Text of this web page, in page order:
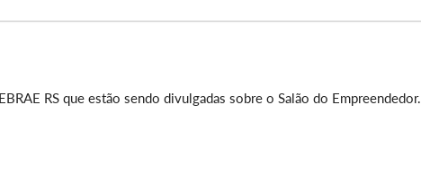
RS que estão sendo divulgadas sobre o Salão do Empreendedor.